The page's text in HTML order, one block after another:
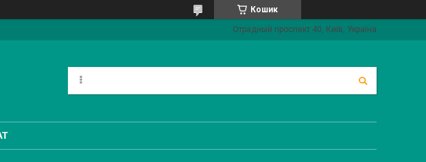
Кошик
Отрадный проспект 40, Київ, Україна